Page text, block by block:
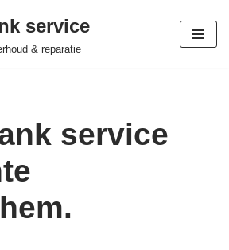
service
& reparatie
service